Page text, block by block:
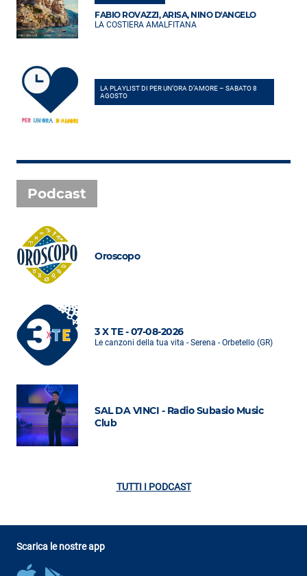
FABIO ROVAZZI, ARISA, NINO D'ANGELO
LA COSTIERA AMALFITANA
LA PLAYLIST DI PER UN’ORA D’AMORE – SABATO 8
AGOSTO
Podcast
Oroscopo
3 X TE - 07-08-2026
Le canzoni della tua vita - Serena - Orbetello (GR)
SAL DA VINCI - Radio Subasio Music
Club
TUTTI I PODCAST
Scarica le nostre app